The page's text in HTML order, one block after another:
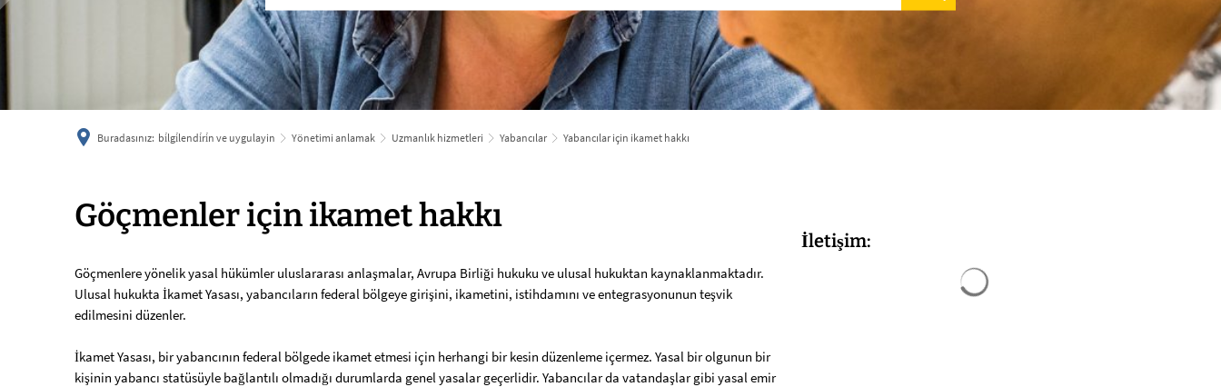
Buradasınız: bi̇lgi̇lendi̇ri̇n ve uygulayin Yönetimi anlamak Uzmanlık hizmetleri Yabancılar Yabancılar için ikamet hakkı
Yabancılar
ikamet
hakkı
Göçmenler için ikamet hakkı
Göçmenlere yönelik yasal hükümler uluslararası anlaşmalar, Avrupa Birliği hukuku ve ulusal hukuktan kaynaklanmaktadır.
Ulusal hukukta İkamet Yasası, yabancıların federal bölgeye girişini, ikametini, istihdamını ve entegrasyonunun teşvik
edilmesini düzenler.
İkamet Yasası, bir yabancının federal bölgede ikamet etmesi için herhangi bir kesin düzenleme içermez. Yasal bir olgunun bir
kişinin yabancı statüsüyle bağlantılı olmadığı durumlarda genel yasalar geçerlidir. Yabancılar da vatandaşlar gibi yasal emir
İletişim: